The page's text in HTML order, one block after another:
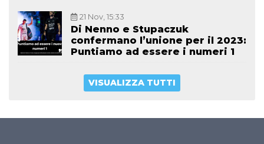
21 Nov, 15:33
Di Nenno e Stupaczuk
confermano l’unione per il 2023:
Puntiamo ad essere i numeri 1
VISUALIZZA TUTTI